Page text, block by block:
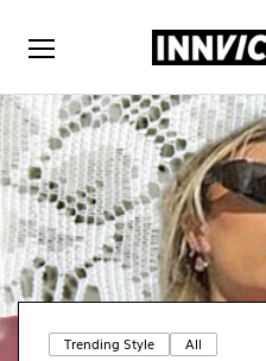
Trending Style All